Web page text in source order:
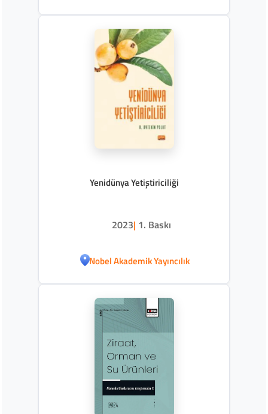
Yenidünya Yetiştiriciliği
2023| 1. Baskı
Nobel Akademik Yayıncılık